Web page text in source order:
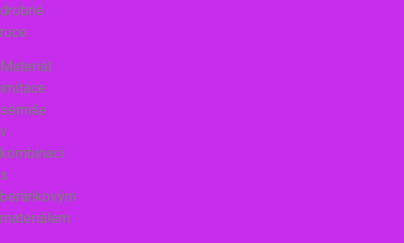
drobné
ruce.
Materiál:
imitace
semiše
v
kombinaci
s
beránkovým
materiálem